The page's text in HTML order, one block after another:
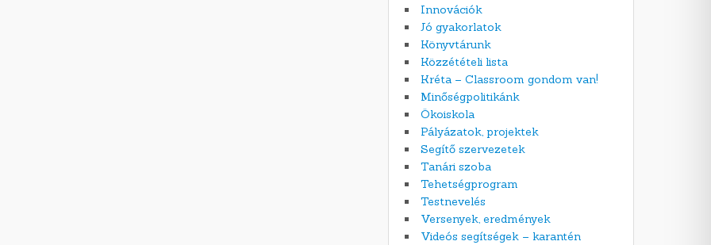
Innovációk
Jó gyakorlatok
Könyvtárunk
Közzétételi lista
Kréta – Classroom gondom van!
Minőségpolitikánk
Ökoiskola
Pályázatok, projektek
Segítő szervezetek
Tanári szoba
Tehetségprogram
Testnevelés
Versenyek, eredmények
Videós segítségek – karantén